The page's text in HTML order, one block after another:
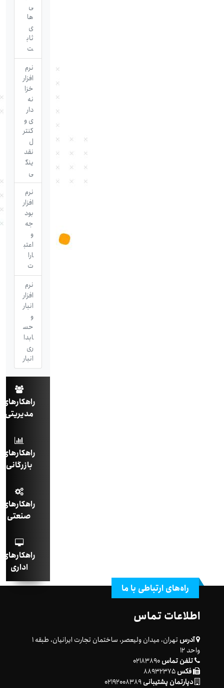
ی
ها
ی
ثاب
ت
نرم
افزار
خزا
نه
دار
ی و
کنتر
نقد
ینگ
ی
نرم
افزار
بود
جه
اعتب
ارا
ت
نرم
افزار
انبار
حس
ابدا
ری
انبار
راهکارهای
مدیریتی
راهکارهای
بازرگانی
راهکارهای
صنعتی
راهکارهای
اداری
راه‌های ارتباطی با ما
اطلاعات تماس
آدرس
تهران، میدان ولیعصر، ساختمان تجارت ایرانیان، طبقه ۱
واحد ۱۲
تلفن تماس۰۲۱۸۳۸۹۰
فکس۸۸۹۳۲۳۷۵
دپارتمان پشتیبانی۰۲۱۹۲۰۰۸۳۸۹